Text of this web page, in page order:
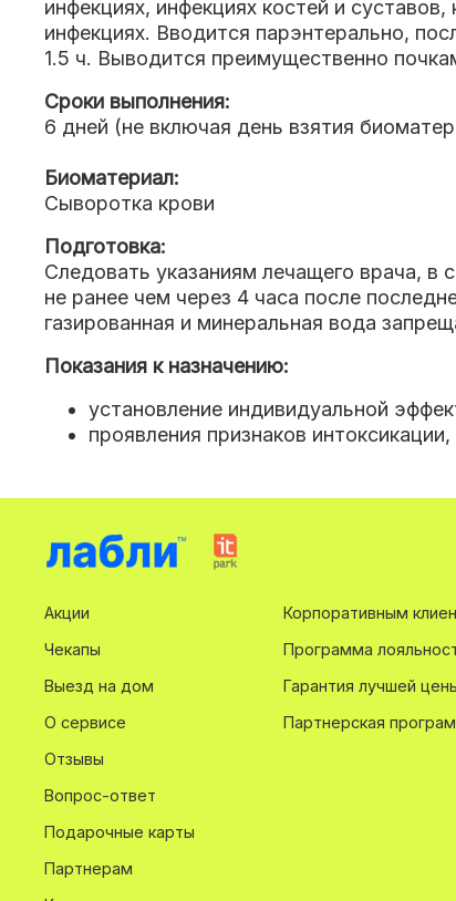
инфекциях, инфекциях костей и
инфекциях. Вводится парэнтерально,
1.5 ч. Выводится преимущественно
Сроки выполнения:
6 дней (не включая день взятия
Биоматериал:
Сыворотка крови
Подготовка:
Следовать указаниям лечащего врача, в
не ранее чем через 4 часа после
газированная и минеральная вода
Показания к назначению:
установление индивидуальной
проявления признаков
Акции
Чекапы
Выезд на дом
О сервисе
Отзывы
Вопрос-ответ
Подарочные карты
Партнерам
Корпоративным
Программа
Гарантия лучшей
Партнерская